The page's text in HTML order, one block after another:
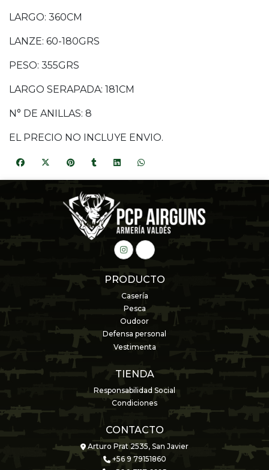
LARGO: 360CM
LANZE: 60-180GRS
PESO: 355GRS
LARGO SERAPADA: 181CM
N° DE ANILLAS: 8
EL PRECIO NO INCLUYE ENVIO.
PRODUCTO
Casería
Pesca
Oudoor
Defensa personal
Vestimenta
TIENDA
Responsabilidad Social
Condiciones
CONTACTO
Arturo Prat 2535, San Javier
+56 9 79151860